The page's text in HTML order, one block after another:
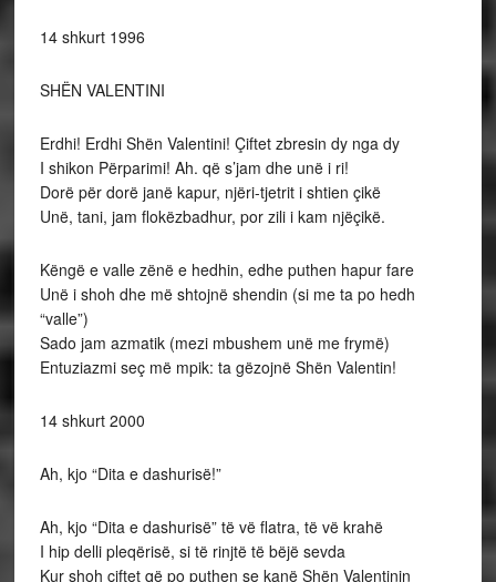
14 shkurt 1996
SHËN VALENTINI
Erdhi! Erdhi Shën Valentini! Çiftet zbresin dy nga dy
I shikon Përparimi! Ah. që s’jam dhe unë i ri!
Dorë për dorë janë kapur, njëri-tjetrit i shtien çikë
Unë, tani, jam flokëzbadhur, por zili i kam njëçikë.
Këngë e valle zënë e hedhin, edhe puthen hapur fare
Unë i shoh dhe më shtojnë shendin (si me ta po hedh
“valle”)
Sado jam azmatik (mezi mbushem unë me frymë)
Entuziazmi seç më mpik: ta gëzojnë Shën Valentin!
14 shkurt 2000
Ah, kjo “Dita e dashurisë!”
Ah, kjo “Dita e dashurisë” të vë flatra, të vë krahë
I hip delli pleqërisë, si të rinjtë të bëjë sevda
Kur shoh çiftet që po puthen se kanë Shën Valentinin